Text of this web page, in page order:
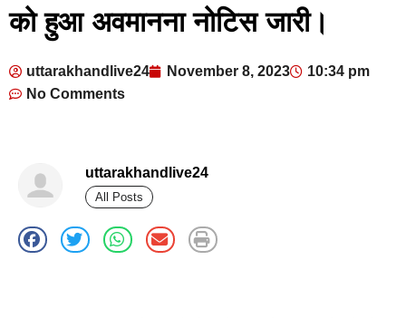
को हुआ अवमानना नोटिस जारी।
uttarakhandlive24 November 8, 2023
10:34 pm
No Comments
uttarakhandlive24
All Posts